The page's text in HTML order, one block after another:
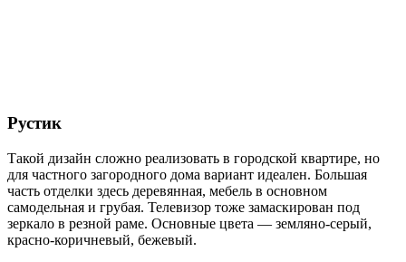
Рустик
Такой дизайн сложно реализовать в городской квартире, но
для частного загородного дома вариант идеален. Большая
часть отделки здесь деревянная, мебель в основном
самодельная и грубая. Телевизор тоже замаскирован под
зеркало в резной раме. Основные цвета — земляно-серый,
красно-коричневый, бежевый.